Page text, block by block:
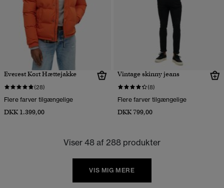
Everest Kort Hættejakke
(28)
Flere farver tilgængelige
DKK 1.399,00
Vintage skinny jeans
(8)
Flere farver tilgængelige
DKK 799,00
Viser 48 af 288 produkter
VIS MIG MERE